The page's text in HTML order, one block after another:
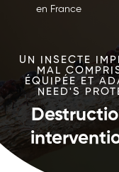
en France
UN INSECTE
MAL
ÉQUIPÉE ET
NEED'S